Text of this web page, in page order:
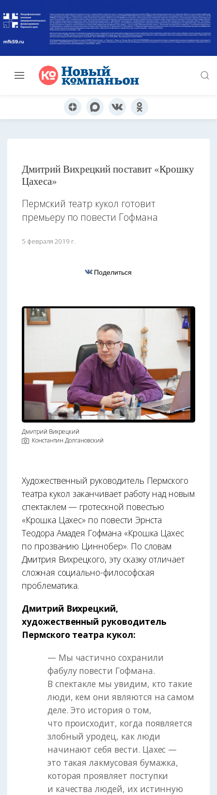
Дмитрий Вихрецкий поставит «Крошку
Цахеса»
Пермский театр кукол готовит
премьеру по повести Гофмана
5 февраля 2019 г.
Поделиться
Дмитрий Вихрецкий
Константин Долгановский
Художественный руководитель Пермского
театра кукол заканчивает работу над новым
спектаклем — гротескной повестью
«Крошка Цахес» по повести Эрнста
Теодора Амадея Гофмана «Крошка Цахес
по прозванию Циннобер». По словам
Дмитрия Вихрецкого, эту сказку отличает
сложная социально-философская
проблематика.
Дмитрий Вихрецкий,
художественный руководитель
Пермского театра кукол:
— Мы частично сохранили
фабулу повести Гофмана.
В спектакле мы увидим, кто такие
люди, кем они являются на самом
деле. Это история о том,
что происходит, когда появляется
злобный уродец, как люди
начинают себя вести. Цахес —
это такая лакмусовая бумажка,
которая проявляет поступки
и качества людей, их истинную